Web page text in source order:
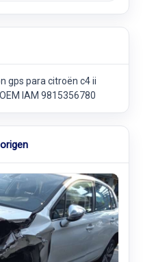
gps para citroën c4 ii
IAM 9815356780